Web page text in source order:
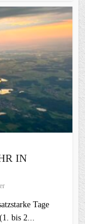
IN
Tage
bis 2...